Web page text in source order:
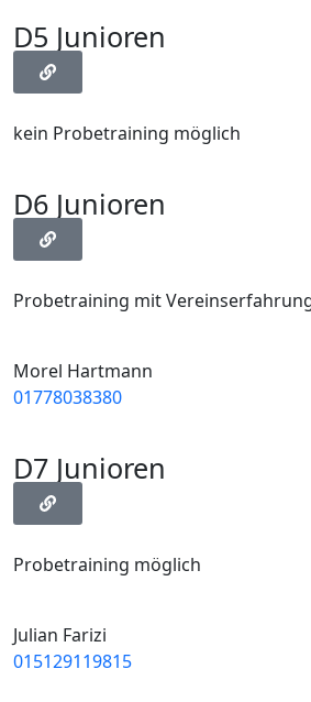
D5 Junioren
kein Probetraining möglich
D6 Junioren
Probetraining mit
Morel Hartmann
01778038380
D7 Junioren
Probetraining möglich
Julian Farizi
015129119815